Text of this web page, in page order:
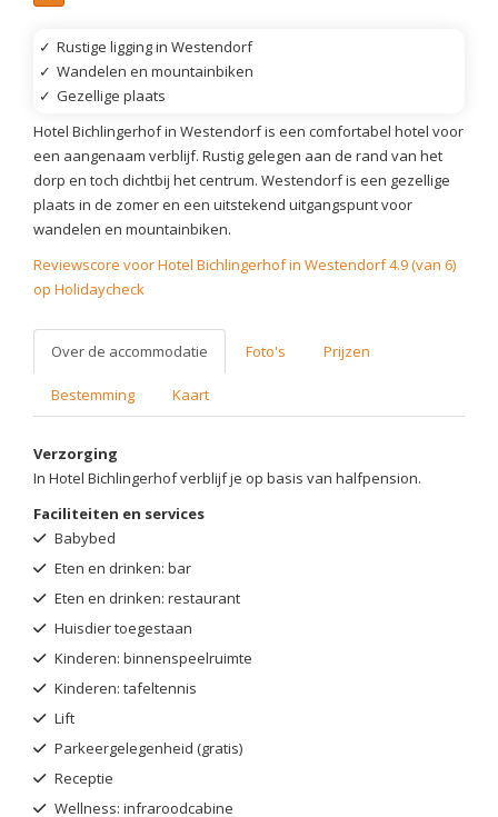
✓ Rustige ligging in Westendorf
✓ Wandelen en mountainbiken
✓ Gezellige plaats
Hotel Bichlingerhof in Westendorf is een comfortabel hotel voor
een aangenaam verblijf. Rustig gelegen aan de rand van het
dorp en toch dichtbij het centrum. Westendorf is een gezellige
plaats in de zomer en een uitstekend uitgangspunt voor
wandelen en mountainbiken.
Reviewscore voor Hotel Bichlingerhof in Westendorf 4.9 (van 6)
op Holidaycheck
Over de accommodatie Foto's Prijzen
Bestemming Kaart
Verzorging
In Hotel Bichlingerhof verblijf je op basis van halfpension.
Faciliteiten en services
Babybed
Eten en drinken: bar
Eten en drinken: restaurant
Huisdier toegestaan
Kinderen: binnenspeelruimte
Kinderen: tafeltennis
Lift
Parkeergelegenheid (gratis)
Receptie
Wellness: infraroodcabine